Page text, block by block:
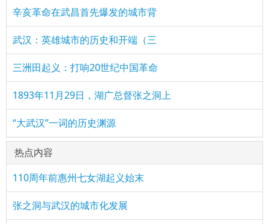
辛亥革命在武昌首先爆发的城市背
武汉：英雄城市的历史和开端（三
三洲田起义：打响20世纪中国革命
1893年11月29日，湖广总督张之洞上
“大武汉”一词的历史渊源
热点内容
110周年前惠州七女湖起义始末
张之洞与武汉的城市化发展